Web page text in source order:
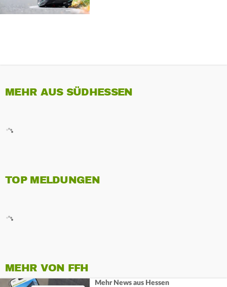
MEHR AUS SÜDHESSEN
TOP MELDUNGEN
MEHR VON FFH
Mehr News aus Hessen